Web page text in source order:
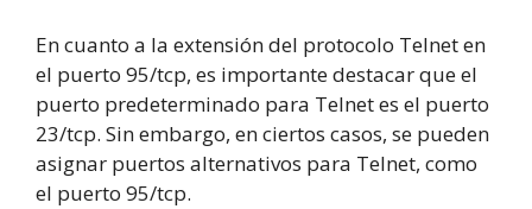
En cuanto a la extensión del protocolo Telnet en
el puerto 95/tcp, es importante destacar que el
puerto predeterminado para Telnet es el puerto
23/tcp. Sin embargo, en ciertos casos, se pueden
asignar puertos alternativos para Telnet, como
el puerto 95/tcp.